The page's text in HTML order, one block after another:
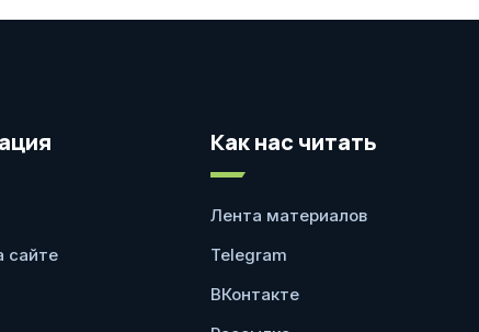
сайте
Как нас читать
Лента материалов
Telegram
ВКонтакте